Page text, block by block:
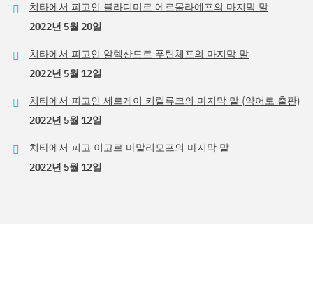
치타에서 피고인 블라디미르 에르몰라예프의 마지막 말
2022년 5월 20일
치타에서 피고인 알렉산드르 푸틴체프의 마지막 말
2022년 5월 12일
치타에서 피고인 세르게이 키릴류크의 마지막 말 (약어로 출판)
2022년 5월 12일
치타에서 피고 이고르 마말리모프의 마지막 말
2022년 5월 12일